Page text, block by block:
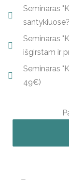
Seminaras
Seminaras
išgirstam ir
Seminaras
49€)